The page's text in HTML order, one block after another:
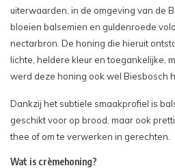
uiterwaarden, in de omgeving van de
bloeien balsemien en guldenroede
nectarbron. De honing die hieruit
lichte, heldere kleur en toegankelijke,
werd deze honing ook wel Biesbosch
Dankzij het subtiele smaakprofiel is
geschikt voor op brood, maar ook
thee of om te verwerken in gerechten.
Wat is crèmehoning?